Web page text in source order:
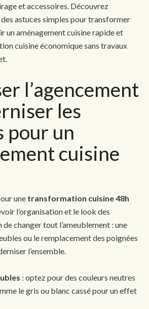
et accessoires. Découvrez
astuces simples pour transformer
un aménagement cuisine rapide et
cuisine économique sans travaux
l’agencement
les
pour un
cuisine
une transformation cuisine 48h
l’organisation et le look des
de changer tout l’ameublement : une
ou le remplacement des poignées
l’ensemble.
: optez pour des couleurs neutres
le gris ou blanc cassé pour un effet